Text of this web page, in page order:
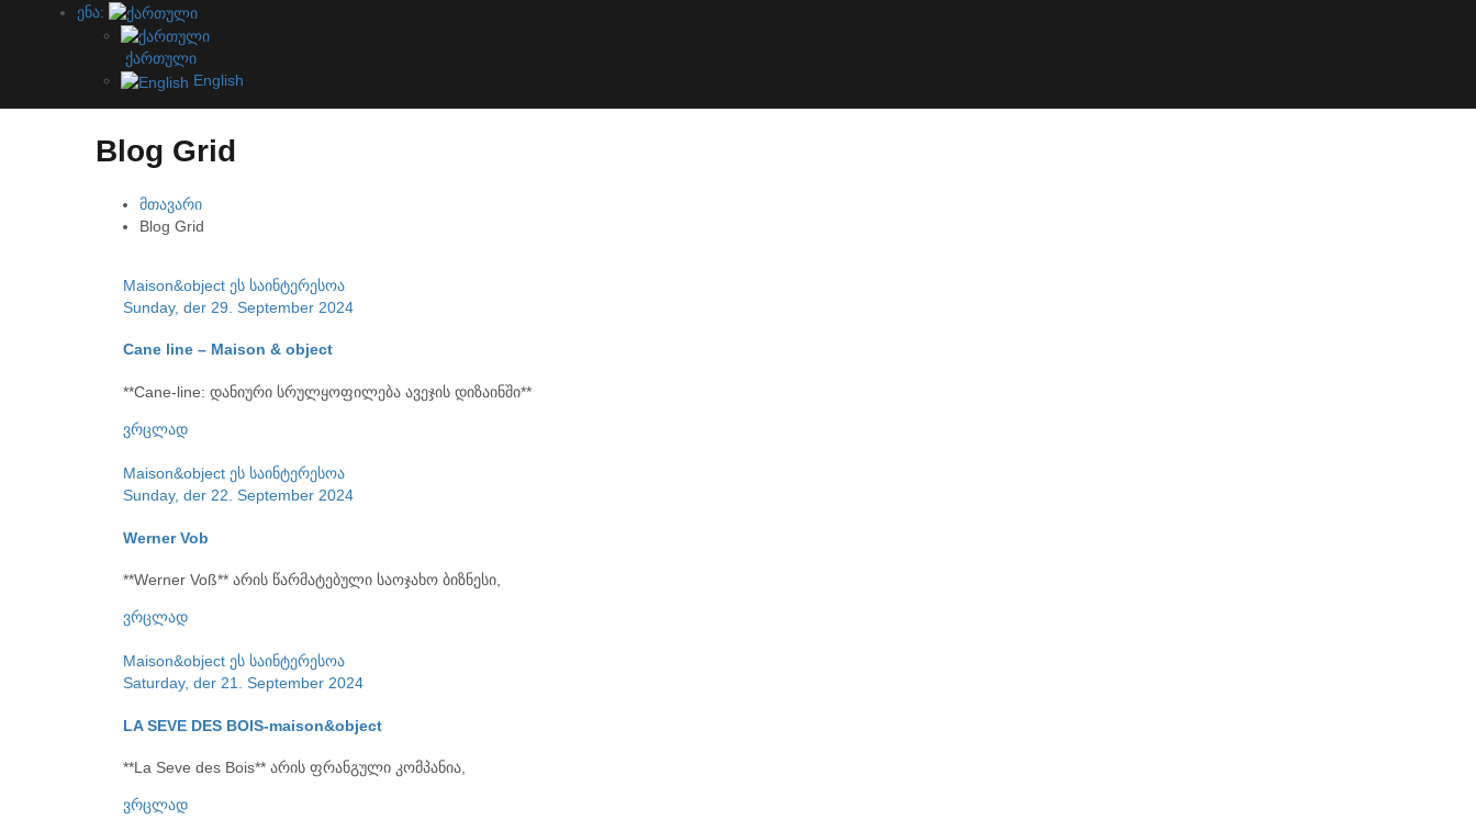
ენა:
ქართული
English
Blog Grid
მთავარი
Blog Grid
Maison&object ეს საინტერესოა
Sunday, der 29. September 2024
Cane line – Maison & object
**Cane-line: დანიური სრულყოფილება ავეჯის დიზაინში**
ვრცლად
Maison&object ეს საინტერესოა
Sunday, der 22. September 2024
Werner Vob
**Werner Voß** არის წარმატებული საოჯახო ბიზნესი,
ვრცლად
Maison&object ეს საინტერესოა
Saturday, der 21. September 2024
LA SEVE DES BOIS-maison&object
**La Seve des Bois** არის ფრანგული კომპანია,
ვრცლად